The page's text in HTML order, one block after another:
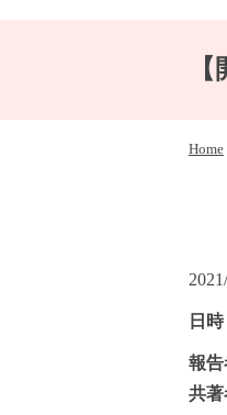
Home
日
報告
共著